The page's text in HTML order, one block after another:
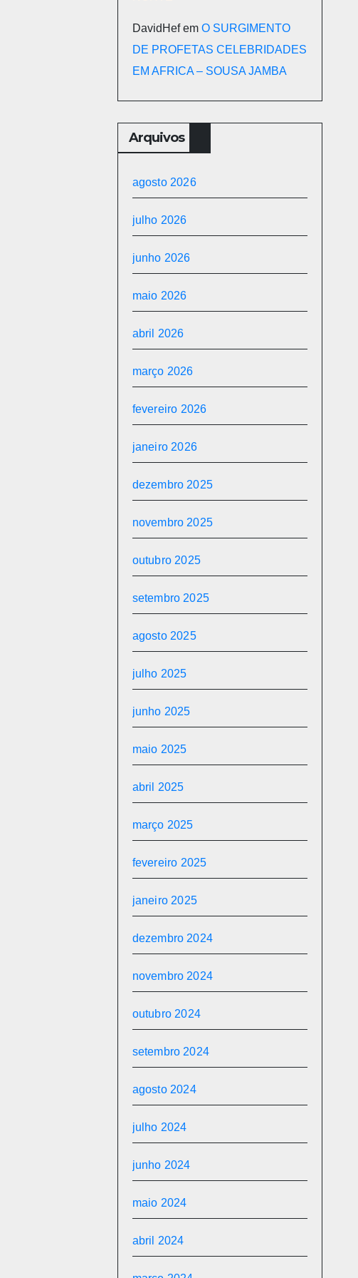
DavidHefem O SURGIMENTO
DE PROFETAS CELEBRIDADES
EM AFRICA – SOUSA JAMBA
Arquivos
agosto 2026
julho 2026
junho 2026
maio 2026
abril 2026
março 2026
fevereiro 2026
janeiro 2026
dezembro 2025
novembro 2025
outubro 2025
setembro 2025
agosto 2025
julho 2025
junho 2025
maio 2025
abril 2025
março 2025
fevereiro 2025
janeiro 2025
dezembro 2024
novembro 2024
outubro 2024
setembro 2024
agosto 2024
julho 2024
junho 2024
maio 2024
abril 2024